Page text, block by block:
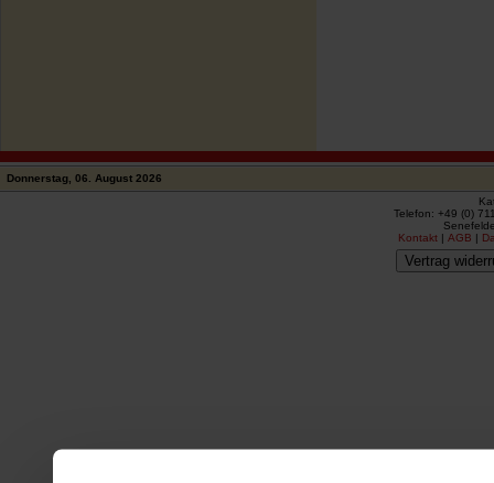
Donnerstag, 06. August 2026
Telefon: +49 (0)
Kontakt |AGB |
Vertrag